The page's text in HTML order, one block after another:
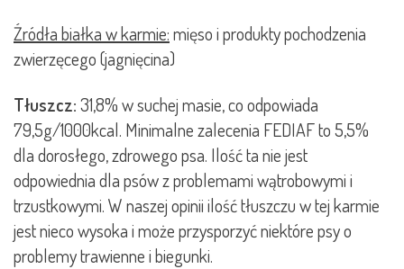
Źródła białka w karmie:mięso i produkty pochodzenia
zwierzęcego (jagnięcina)
Tłuszcz:31,8% w suchej masie, co odpowiada
79,5g/1000kcal. Minimalne zalecenia FEDIAF to 5,5%
dla dorosłego, zdrowego psa. Ilość ta nie jest
odpowiednia dla psów z problemami wątrobowymi i
trzustkowymi. W naszej opinii ilość tłuszczu w tej karmie
jest nieco wysoka i może przysporzyć niektóre psy o
problemy trawienne i biegunki.